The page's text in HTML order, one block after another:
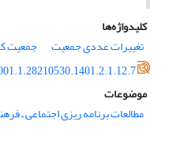
کلیدواژه‌ها
تغییرات عددی جمعیت
جمعیت
موضوعات
مطالعات برنامه ریزی اجتماعی ـ